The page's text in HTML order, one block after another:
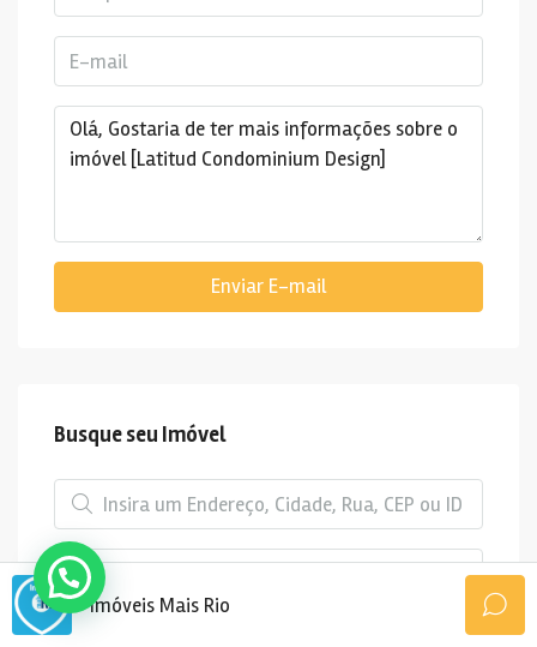
Enviar E-mail
Busque seu Imóvel
Cidades (todas)
Imóveis Mais Rio